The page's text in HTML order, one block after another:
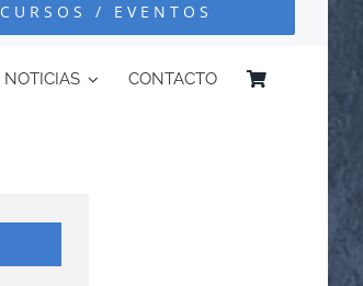
CURSOS / EVENTOS
NOTICIAS CONTACTO